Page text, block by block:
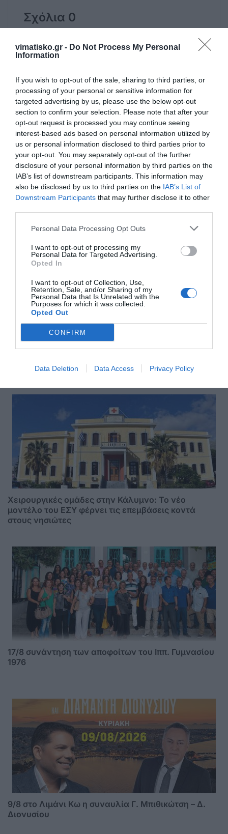
vimatisko.gr - Do Not Process My Personal
Information
If you wish to opt-out of the sale, sharing to third parties, or
processing of your personal or sensitive information for
targeted advertising by us, please use the below opt-out
section to confirm your selection. Please note that after your
opt-out request is processed you may continue seeing
interest-based ads based on personal information utilized by
us or personal information disclosed to third parties prior to
your opt-out. You may separately opt-out of the further
disclosure of your personal information by third parties on the
IAB’s list of downstream participants. This information may
also be disclosed by us to third parties on the IAB’s List of
Downstream Participants that may further disclose it to other
Personal Data Processing Opt Outs
I want to opt-out of processing my
Personal Data for Targeted Advertising.
Opted In
I want to opt-out of Collection, Use,
Retention, Sale, and/or Sharing of my
Personal Data that Is Unrelated with the
Purposes for which it was collected.
Opted Out
CONFIRM
Data Deletion Data Access Privacy Policy
Σχόλια 0
ΟΝΟΜΑ
ΤΙΤΛΟΣ
Αποστολή
Χειρουργικές ομάδες στην Κάλυμνο: Το νέο
μοντέλο του ΕΣΥ φέρνει τις επεμβάσεις κοντά
στους νησιώτες
17/8 συνάντηση των αποφοίτων του Ιππ. Γυμνασίου
1976
9/8 στο Λιμάνι Κω η συναυλία Γ. Μπιθικώτση – Δ.
Διονυσίου